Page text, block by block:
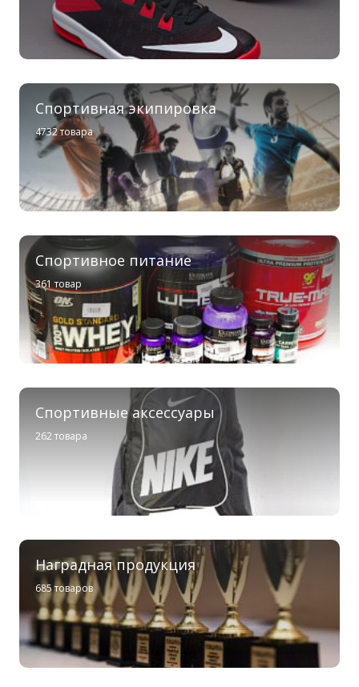
Спортивная экипировка
4732 товара
Спортивное питание
361 товар
Спортивные аксессуары
262 товара
Наградная продукция
685 товаров